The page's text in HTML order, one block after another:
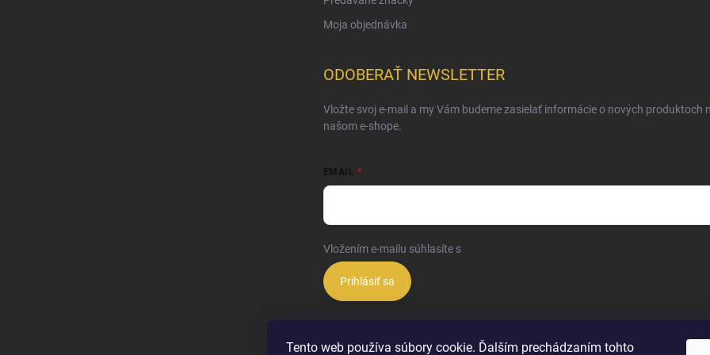
Tento web používa súbory cookie. Ďalším prechádzaním tohto
Moja objednávka
ODOBERAŤ NEWSLETTER
Vložte svoj e-mail a my Vám budeme zasielať informácie o nových produktoch
našom e-shope.
EMAIL
Vložením e-mailu súhlasíte s
Prihlásiť sa